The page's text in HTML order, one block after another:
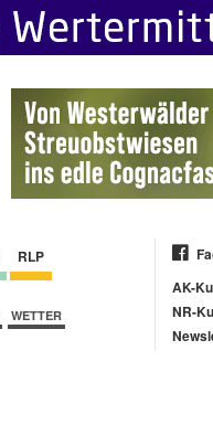
RLP
WETTER
AK-
NR-